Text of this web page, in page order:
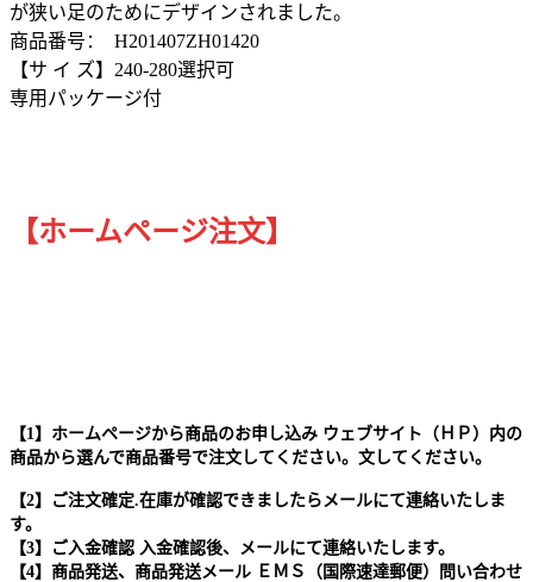
が狭い足のためにデザインされました。
商品番号： H201407ZH01420
【サ イ ズ】240-280選択可
専用パッケージ付
【ホームページ注文】
【1】ホームページから商品のお申し込み ウェブサイト（ＨＰ）内の
商品から選んで商品番号で注文してください。文してください。
【2】ご注文確定.在庫が確認できましたらメールにて連絡いたしま
す。
【3】ご入金確認 入金確認後、メールにて連絡いたします。
【4】商品発送、商品発送メール ＥＭＳ（国際速達郵便）問い合わせ